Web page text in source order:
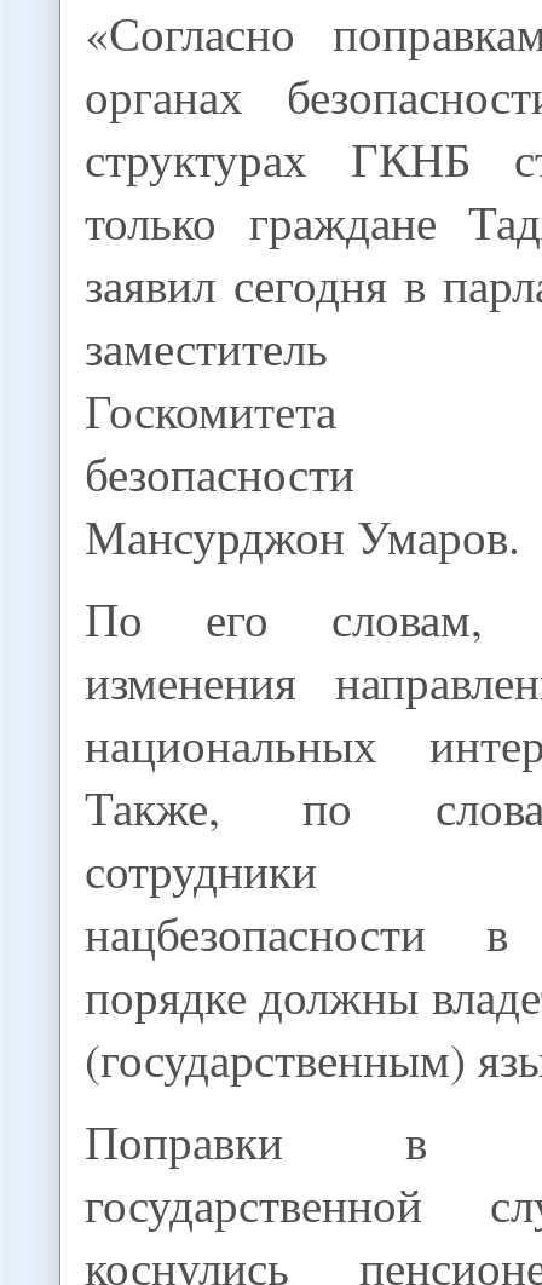
«Согласно
органах
структурах ГКНБ
только граждане
заявил сегодня в
заместитель
Госкомитета
безопасности
Мансурджон Умаров.
По его словам,
изменения
национальных
Также, по
сотрудники
нацбезопасности в
порядке должны
(государственным)
Поправки в
государственной
коснулись